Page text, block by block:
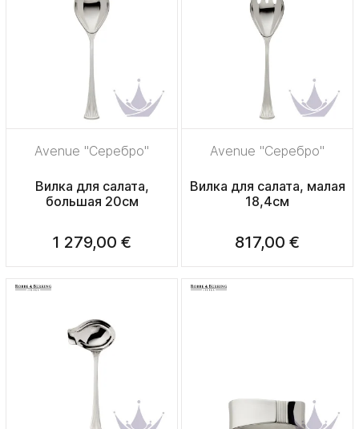
Avenue "Серебро"
Вилка для салата,
большая 20см
1 279,00 €
Avenue "Серебро"
Вилка для салата, малая
18,4см
817,00 €